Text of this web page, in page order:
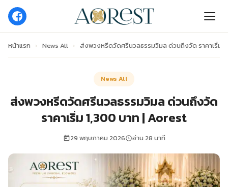
หน้าแรก › News All › ส่งพวงหรีดวัดศรีนวลธรรมวิมล ด่วนถึงวัด ราคาเริ่ม
News All
ส่งพวงหรีดวัดศรีนวลธรรมวิมล ด่วนถึงวัด
ราคาเริ่ม 1,300 บาท | Aorest
29 พฤษภาคม 2026 อ่าน 28 นาที